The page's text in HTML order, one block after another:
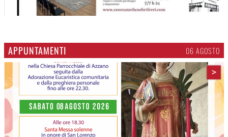
APPUNTAMENTI 06 AGOSTO
>